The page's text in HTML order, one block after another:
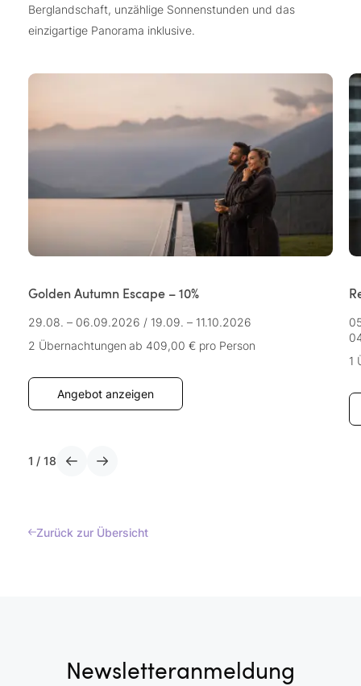
Berglandschaft, unzählige Sonnenstunden und das
einzigartige Panorama inklusive.
Golden Autumn Escape – 10%
29.08. – 06.09.2026 / 19.09. – 11.10.2026
2 Übernachtungen ab 409,00 € pro Person
Angebot anzeigen
1
1 / 18
Zurück zur Übersicht
Newsletteranmeldung